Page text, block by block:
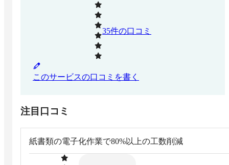
35件の口コミ
このサービスの口コミを書く
注目口コミ
紙書類の電子化作業で80%以上の工数削減